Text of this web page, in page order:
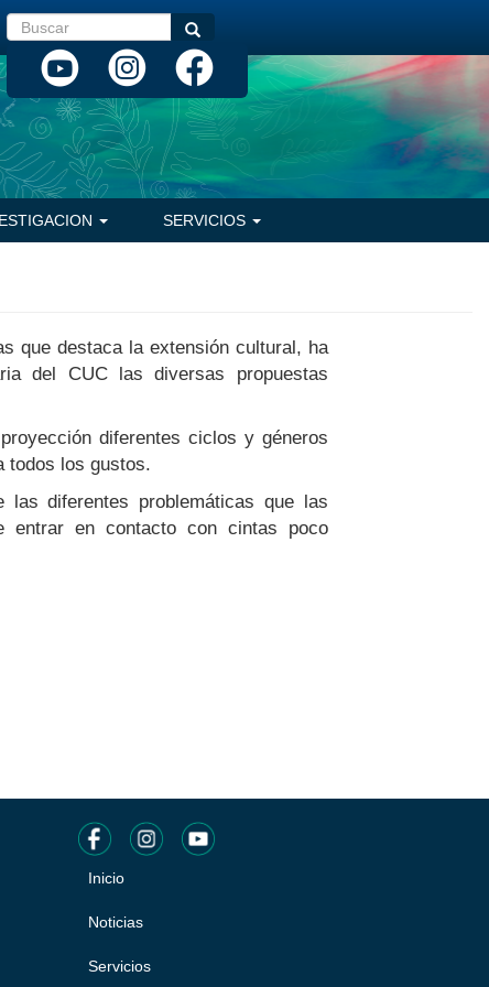
Buscar Buscar
SERVICIOS
que destaca la extensión cultural, ha
del CUC las diversas propuestas
diferentes ciclos y géneros
todos los gustos.
diferentes problemáticas que las
entrar en contacto con cintas poco
Pie
de
página
Inicio
Noticias
Servicios